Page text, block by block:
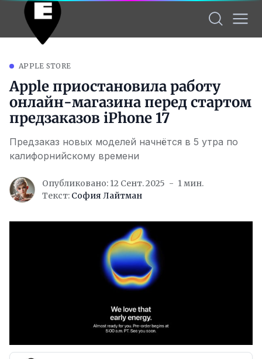
APPLE STORE
Apple приостановила работу
онлайн-магазина перед стартом
предзаказов iPhone 17
Предзаказ новых моделей начнётся в 5 утра по
калифорнийскому времени
Опубликовано: 12 Сент. 2025
1 мин.
Текст: София Лайтман